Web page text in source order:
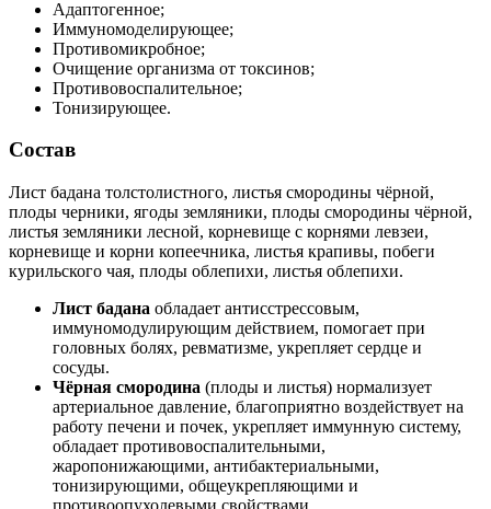
Адаптогенное;
Иммуномоделирующее;
Противомикробное;
Очищение организма от токсинов;
Противовоспалительное;
Тонизирующее.
Состав
Лист бадана толстолистного, листья смородины чёрной,
плоды черники, ягоды земляники, плоды смородины чёрной,
листья земляники лесной, корневище с корнями левзеи,
корневище и корни копеечника, листья крапивы, побеги
курильского чая, плоды облепихи, листья облепихи.
Лист бадана обладает антисстрессовым,
иммуномодулирующим действием, помогает при
головных болях, ревматизме, укрепляет сердце и
сосуды.
Чёрная смородина (плоды и листья) нормализует
артериальное давление, благоприятно воздействует на
работу печени и почек, укрепляет иммунную систему,
обладает противовоспалительными,
жаропонижающими, антибактериальными,
тонизирующими, общеукрепляющими и
противоопухолевыми свойствами.